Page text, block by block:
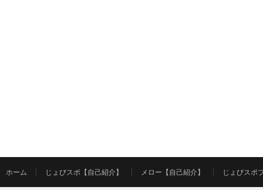
ホーム じょびスポ【自己紹介】 メロー【自己紹介】 じょびスポ